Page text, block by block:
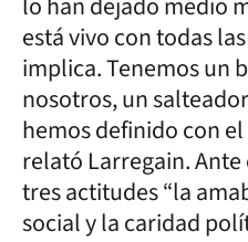
está vivo con todas
implica. Tenemos un
nosotros, un
hemos definido con
relató Larregain.
tres actitudes “la
social y la caridad